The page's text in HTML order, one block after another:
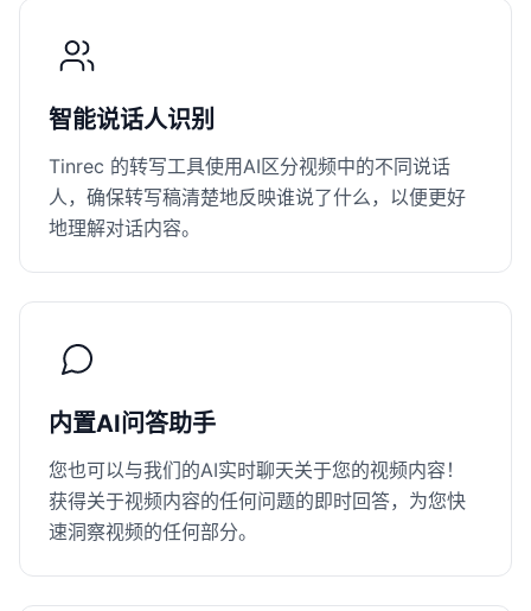
智能说话人识别
Tinrec 的转写工具使用AI区分视频中的不同说话
人，确保转写稿清楚地反映谁说了什么，以便更好
地理解对话内容。
内置AI问答助手
您也可以与我们的AI实时聊天关于您的视频内容！
获得关于视频内容的任何问题的即时回答，为您快
速洞察视频的任何部分。